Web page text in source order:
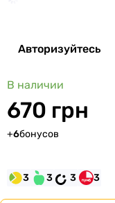
Авторизуйтесь
В наличии
670 грн
+6бонусов
3 3 3 3